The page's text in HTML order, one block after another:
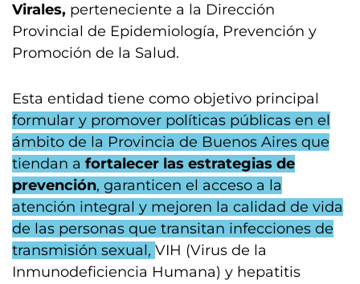
Virales, perteneciente a la Dirección
Provincial de Epidemiología, Prevención y
Promoción de la Salud.
Esta entidad tiene como objetivo principal
formular y promover políticas públicas en el
ámbito de la Provincia de Buenos Aires que
tiendan a fortalecer las estrategias de
prevención, garanticen el acceso a la
atención integral y mejoren la calidad de vida
de las personas que transitan infecciones de
transmisión sexual, VIH (Virus de la
Inmunodeficiencia Humana) y hepatitis